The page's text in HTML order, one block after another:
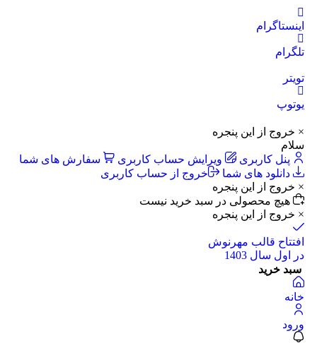
اینستاگرام
تلگرام
تویتر
یوتوپ
× خروج از این پنجره
سلام
پنل کاربری
ویرایش حساب کاربری
سفارش های شما
دانلود های شما
خروج از حساب کاربری
× خروج از این پنجره
هیچ محصولی در سبد خرید نیست
× خروج از این پنجره
افتتاح قالب مهرنوش
در اول سال 1403
سبد خرید
خانه
ورود